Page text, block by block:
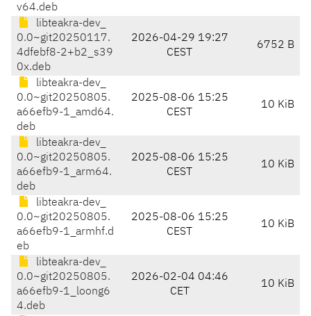
v64.deb
libteakra-dev_
0.0~git20250117.
4dfebf8-2+b2_s39
0x.deb
2026-04-29 19:27
CEST
6752 B
libteakra-dev_
0.0~git20250805.
a66efb9-1_amd64.
deb
2025-08-06 15:25
CEST
10 KiB
libteakra-dev_
0.0~git20250805.
a66efb9-1_arm64.
deb
2025-08-06 15:25
CEST
10 KiB
libteakra-dev_
0.0~git20250805.
a66efb9-1_armhf.d
eb
2025-08-06 15:25
CEST
10 KiB
libteakra-dev_
0.0~git20250805.
a66efb9-1_loong6
4.deb
2026-02-04 04:46
CET
10 KiB